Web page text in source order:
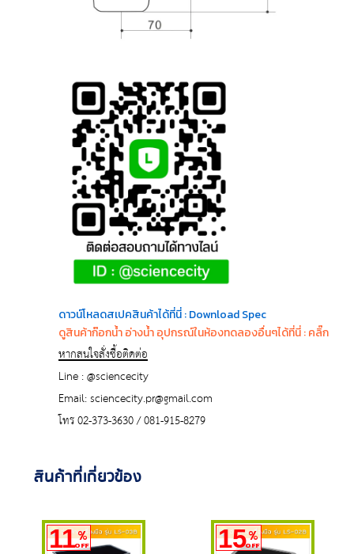
ดาวน์โหลดสเปคสินค้าได้ที่นี่ : Download Spec
ดูสินค้าก๊อกน้ำ อ่างน้ำ อุปกรณ์ในห้องทดลองอื่นๆได้ที่นี่ : คลิ๊ก
หากสนใจสั่งซื้อติดต่อ
Line : @sciencecity
Email: sciencecity.pr@gmail.com
โทร 02-373-3630 / 081-915-8279
สินค้าที่เกี่ยวข้อง
11%
OFF 15%
OFF